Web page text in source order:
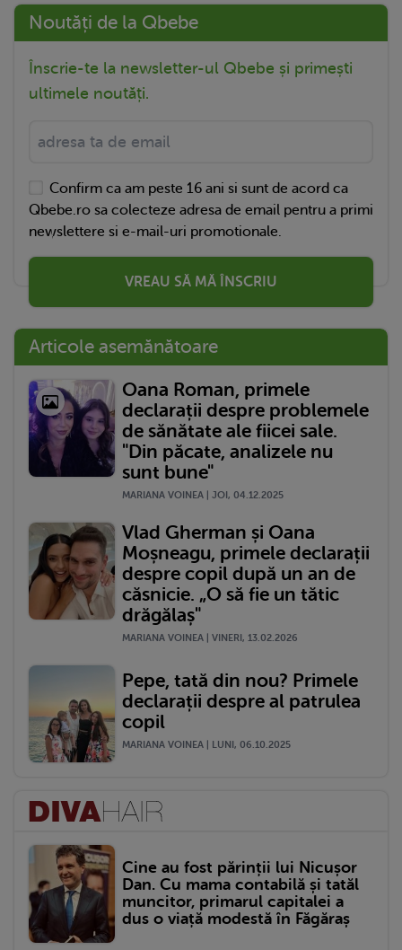
Noutăți de la Qbebe
Înscrie-te la newsletter-ul Qbebe și primești
ultimele noutăți.
Confirm ca am peste 16 ani si sunt de acord ca
Qbebe.ro sa colecteze adresa de email pentru a primi
newslettere si e-mail-uri promotionale.
VREAU SĂ MĂ ÎNSCRIU
Articole asemănătoare
Oana Roman, primele
declarații despre problemele
de sănătate ale fiicei sale.
"Din păcate, analizele nu
sunt bune"
MARIANA VOINEA | JOI, 04.12.2025
Vlad Gherman și Oana
Moșneagu, primele declarații
despre copil după un an de
căsnicie. „O să fie un tătic
drăgălaș"
MARIANA VOINEA | VINERI, 13.02.2026
Pepe, tată din nou? Primele
declarații despre al patrulea
copil
MARIANA VOINEA | LUNI, 06.10.2025
Cine au fost părinții lui Nicușor
Dan. Cu mama contabilă și tatăl
muncitor, primarul capitalei a
dus o viață modestă în Făgăraș